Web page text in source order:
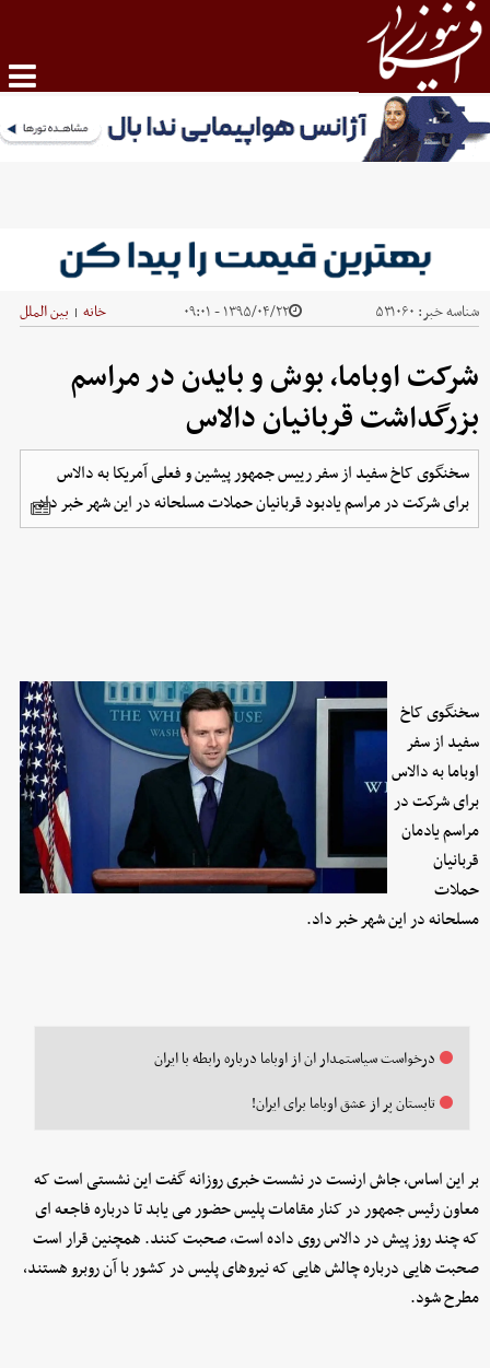
شناسه خبر: ۵۳۱۰۶۰ ۱۳۹۵/۰۴/۲۲ - ۰۹:۰۱ خانه | بین الملل
شرکت اوباما، بوش و بایدن در مراسم
بزرگداشت قربانیان دالاس
سخنگوی کاخ سفید از سفر رییس جمهور پیشین و فعلی آمریکا به دالاس
برای شرکت در مراسم یادبود قربانیان حملات مسلحانه در این شهر خبر داد.
سخنگوی کاخ
سفید از سفر
اوباما به دالاس
برای شرکت در
مراسم یادمان
قربانیان
حملات
مسلحانه در این شهر خبر داد.
درخواست سیاستمدار ان از اوباما درباره رابطه با ایران
تابستان پر از عشق اوباما برای ایران!
بر این اساس، جاش ارنست در نشست خبری روزانه گفت این نشستی است که
معاون رئیس جمهور در کنار مقامات پلیس حضور می یابد تا درباره فاجعه ای
که چند روز پیش در دالاس روی داده است، صحبت کنند. همچنین قرار است
صحبت هایی درباره چالش هایی که نیروهای پلیس در کشور با آن روبرو هستند،
مطرح شود.